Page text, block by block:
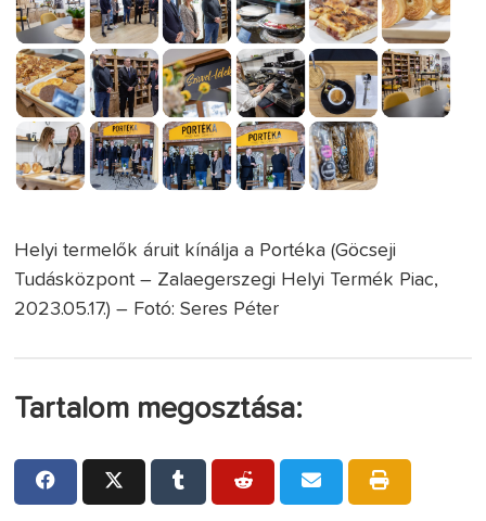
Helyi termelők áruit kínálja a Portéka (Göcseji
Tudásközpont – Zalaegerszegi Helyi Termék Piac,
2023.05.17.) – Fotó: Seres Péter
Tartalom megosztása: